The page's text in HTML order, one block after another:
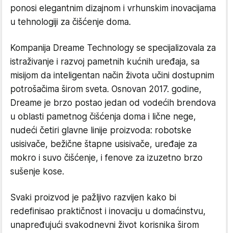
ponosi elegantnim dizajnom i vrhunskim inovacijama
u tehnologiji za čišćenje doma.
Kompanija Dreame Technology se specijalizovala za
istraživanje i razvoj pametnih kućnih uređaja, sa
misijom da inteligentan način života učini dostupnim
potrošačima širom sveta. Osnovan 2017. godine,
Dreame je brzo postao jedan od vodećih brendova
u oblasti pametnog čišćenja doma i lične nege,
nudeći četiri glavne linije proizvoda: robotske
usisivače, bežične štapne usisivače, uređaje za
mokro i suvo čišćenje, i fenove za izuzetno brzo
sušenje kose.
Svaki proizvod je pažljivo razvijen kako bi
redefinisao praktičnost i inovaciju u domaćinstvu,
unapređujući svakodnevni život korisnika širom